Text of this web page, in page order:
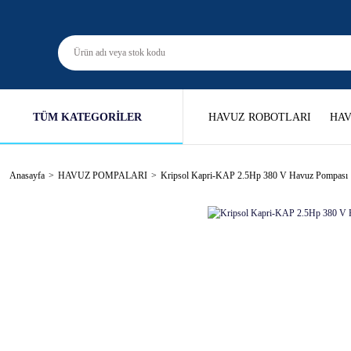
TÜM KATEGORİLER HAVUZ ROBOTLARI
Anasayfa HAVUZ POMPALARI Kripsol Kapri-KAP 2.5Hp 380 V Havuz Pompası